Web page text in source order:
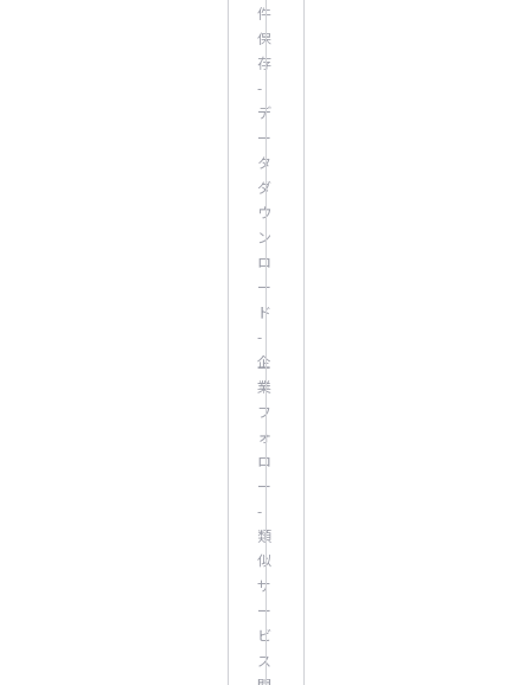
件
保
存
-
デ
ー
タ
ダ
ウ
ン
ロ
ー
ド
-
企
業
フ
ォ
ロ
ー
-
類
似
サ
ー
ビ
ス